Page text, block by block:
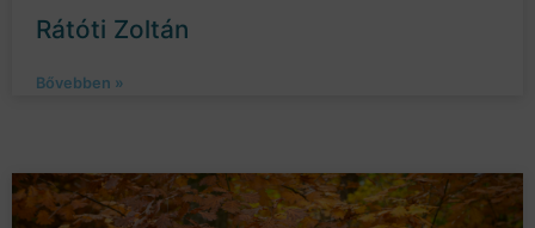
Rátóti Zoltán
Bővebben »